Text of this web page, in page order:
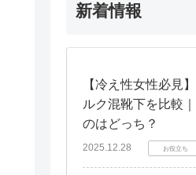
新着情報
【冷え性女性必見
ルク混靴下を比較
のはどっち？
2025.12.28 お役立ち